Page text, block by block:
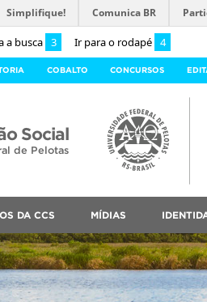
a busca 3 Ir para o rodapé 4
Simplifique! Comunica BR
COBALTO CONCURSOS
Social
de Pelotas
DA CCS MÍDIAS